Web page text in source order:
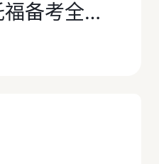
小托福备考全攻略：从入门到高分，一篇讲透家长最关心的所有问题